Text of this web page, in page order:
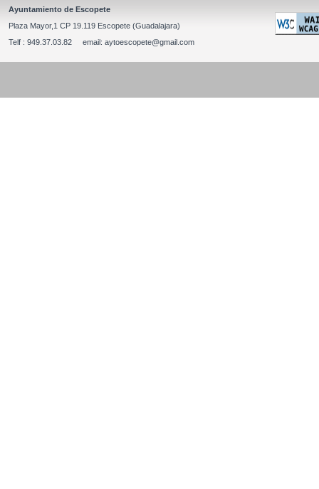
Ayuntamiento de Escopete
Plaza Mayor,1 CP 19.119 Escopete (Guadalajara)
Telf : 949.37.03.82 email: aytoescopete@gmail.com